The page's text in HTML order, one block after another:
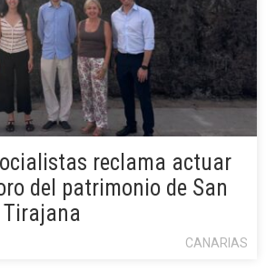
reclama actuar
del patrimonio de San
Tirajana
CANARIAS